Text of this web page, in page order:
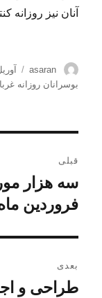
آنان نیز روزانه
نویسنده
asaran
شده
آوریل
بوسرانان روزانه
نوشته
قبلی
نوشته
قبلی:
سه هزار
فروردین
بعدی
نوشته